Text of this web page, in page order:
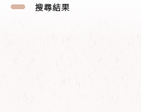
搜尋結果